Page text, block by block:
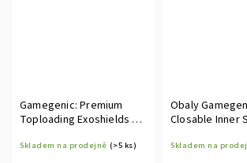
Gamegenic: Premium
Toploading Exoshields 1
Skladem na prodejně (>5 ks)
Obaly
Closable Inner
Skladem na